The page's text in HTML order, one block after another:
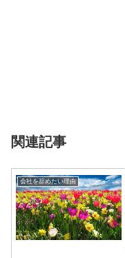
関連記事
会社を辞めたい理由